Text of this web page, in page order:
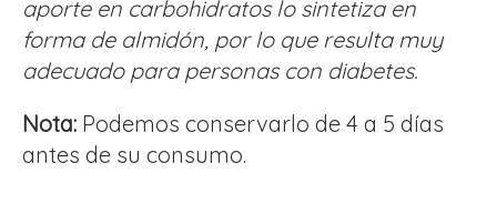
aporte en carbohidratos lo sintetiza en
forma de almidón, por lo que resulta muy
adecuado para personas con diabetes.
Nota: Podemos conservarlo de 4 a 5 días
antes de su consumo.